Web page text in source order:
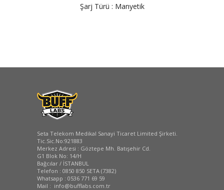
Şarj Türü : Manyetik
Seta Telekom Medikal Sanayi Ticaret Limited Şirketi.
Tic.Sic.No:921883
Merkez Adresi : Göztepe Mh. Batışehir Cd.
G1 Blok No: 14/H
Bağcılar / İSTANBUL
Telefon : 0850 850 SETA (7382)
Whatsapp : 0536 771 69 59
Mail : info@bufflabs.com.tr